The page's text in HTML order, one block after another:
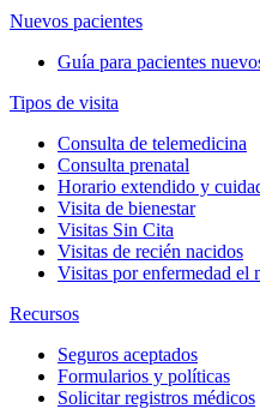
Nuevos pacientes
Guía para pacientes
Tipos de visita
Consulta de telemedicina
Consulta prenatal
Horario extendido y
Visita de bienestar
Visitas Sin Cita
Visitas de recién nacidos
Visitas por enfermedad el
Recursos
Seguros aceptados
Formularios y políticas
Solicitar registros médicos